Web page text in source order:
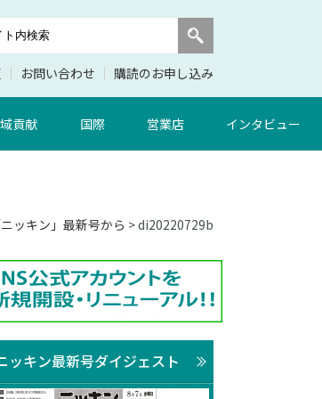
お問い合わせ 購読のお申し込み
貢献 国際 営業店 インタビュー
ニッキン」最新号から > di20220729b
ッキン最新号ダイジェスト